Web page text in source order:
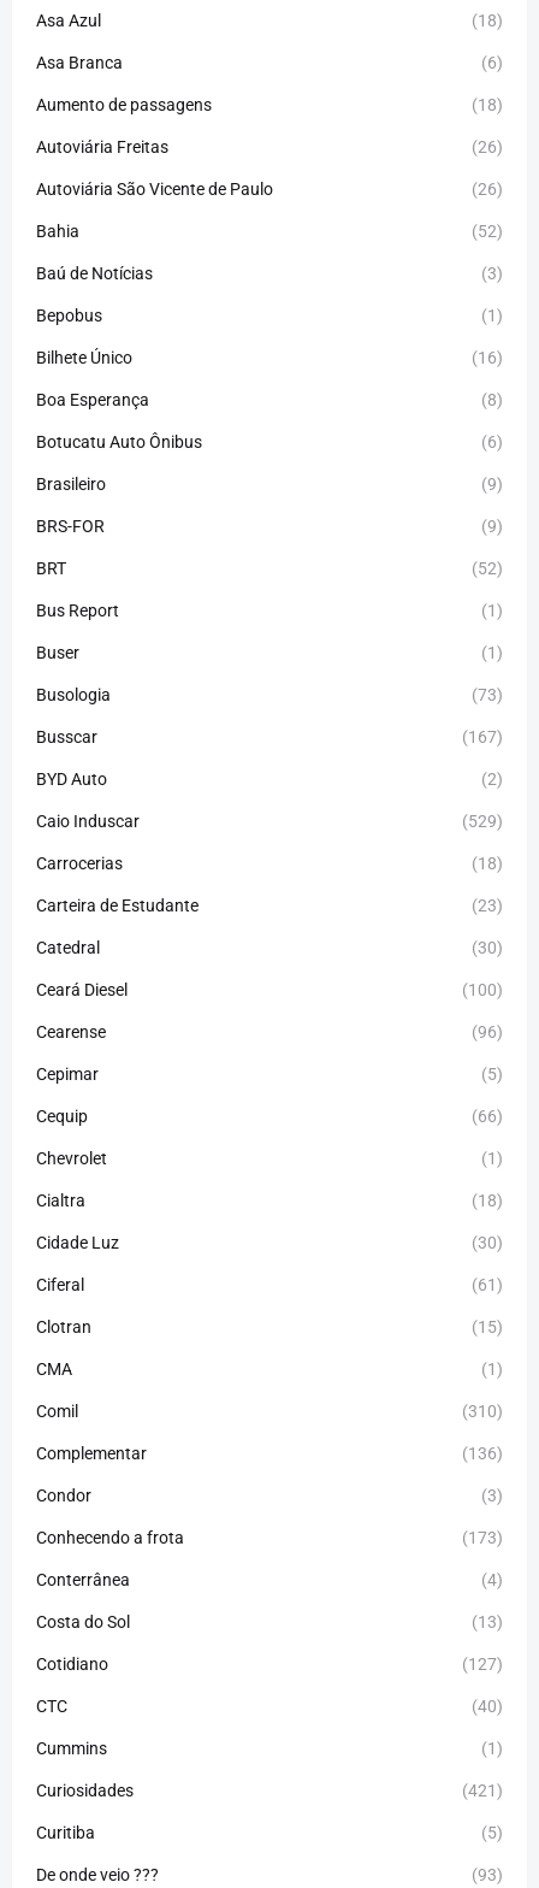
Asa Azul (18)
Asa Branca (6)
Aumento de passagens (18)
Autoviária Freitas (26)
Autoviária São Vicente de Paulo (26)
Bahia (52)
Baú de Notícias (3)
Bepobus (1)
Bilhete Único (16)
Boa Esperança (8)
Botucatu Auto Ônibus (6)
Brasileiro (9)
BRS-FOR (9)
BRT (52)
Bus Report (1)
Buser (1)
Busologia (73)
Busscar (167)
BYD Auto (2)
Caio Induscar (529)
Carrocerias (18)
Carteira de Estudante (23)
Catedral (30)
Ceará Diesel (100)
Cearense (96)
Cepimar (5)
Cequip (66)
Chevrolet (1)
Cialtra (18)
Cidade Luz (30)
Ciferal (61)
Clotran (15)
CMA (1)
Comil (310)
Complementar (136)
Condor (3)
Conhecendo a frota (173)
Conterrânea (4)
Costa do Sol (13)
Cotidiano (127)
CTC (40)
Cummins (1)
Curiosidades (421)
Curitiba (5)
De onde veio ??? (93)